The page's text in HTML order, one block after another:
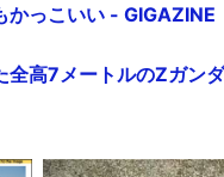
かっこいい - GIGAZINE
高7メートルのZガン